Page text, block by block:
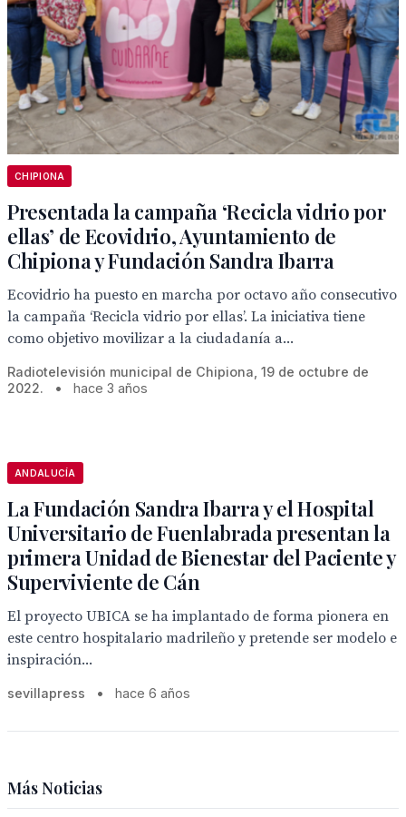
CHIPIONA
Presentada la campaña ‘Recicla vidrio por
ellas’ de Ecovidrio, Ayuntamiento de
Chipiona y Fundación Sandra Ibarra
Ecovidrio ha puesto en marcha por octavo año consecutivo
la campaña ‘Recicla vidrio por ellas’. La iniciativa tiene
como objetivo movilizar a la ciudadanía a...
Radiotelevisión municipal de Chipiona, 19 de octubre de
2022.
• hace 3 años
ANDALUCÍA
La Fundación Sandra Ibarra y el Hospital
Universitario de Fuenlabrada presentan la
primera Unidad de Bienestar del Paciente y
Superviviente de Cán
El proyecto UBICA se ha implantado de forma pionera en
este centro hospitalario madrileño y pretende ser modelo e
inspiración...
sevillapress • hace 6 años
Más Noticias